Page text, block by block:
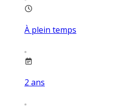
À plein temps
2 ans